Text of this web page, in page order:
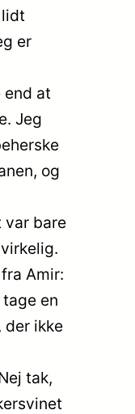
er
end at
Jeg
og
bare
Amir:
en
der ikke
tak,